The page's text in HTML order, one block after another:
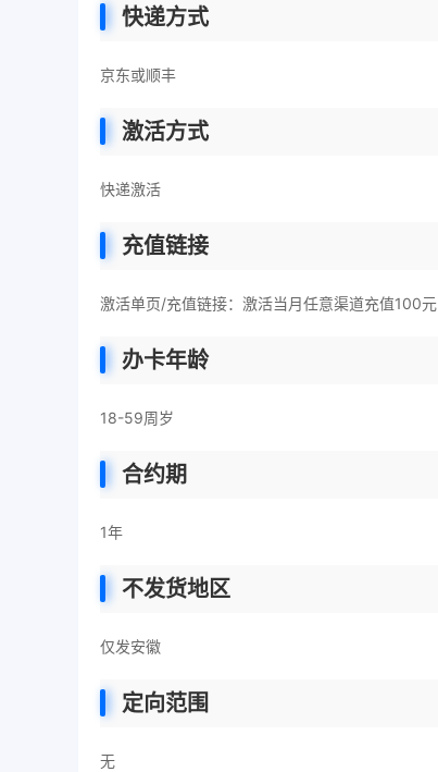
快递方式
京东或顺丰
激活方式
快递激活
充值链接
激活单页/充值链接：激活当月任意渠道充值100元
办卡年龄
18-59周岁
合约期
1年
不发货地区
仅发安徽
定向范围
无